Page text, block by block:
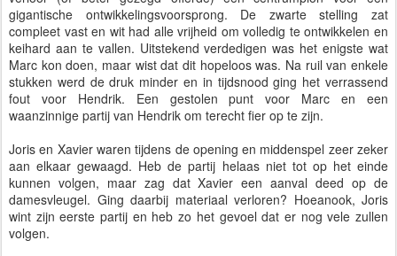
gigantische ontwikkelingsvoorsprong. De zwarte stelling zat
compleet vast en wit had alle vrijheid om volledig te ontwikkelen en
keihard aan te vallen. Uitstekend verdedigen was het enigste wat
Marc kon doen, maar wist dat dit hopeloos was. Na ruil van enkele
stukken werd de druk minder en in tijdsnood ging het verrassend
fout voor Hendrik. Een gestolen punt voor Marc en een
waanzinnige partij van Hendrik om terecht fier op te zijn.
Joris en Xavier waren tijdens de opening en middenspel zeer zeker
aan elkaar gewaagd. Heb de partij helaas niet tot op het einde
kunnen volgen, maar zag dat Xavier een aanval deed op de
damesvleugel. Ging daarbij materiaal verloren? Hoeanook, Joris
wint zijn eerste partij en heb zo het gevoel dat er nog vele zullen
volgen.